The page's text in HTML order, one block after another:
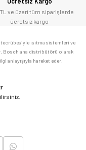
ve üzeri tüm siparişlerde
ücretsiz kargo
ısıtma sistemleri ve
Bosch ana distribütörü olarak
anlayışıyla hareket eder.